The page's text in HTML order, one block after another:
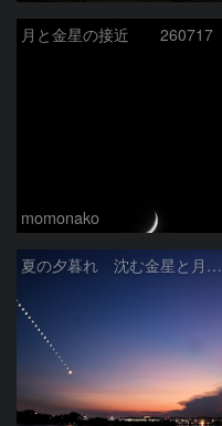
月と金星の接近 260717
momonako
夏の夕暮れ 沈む金星と月 2026/7/20